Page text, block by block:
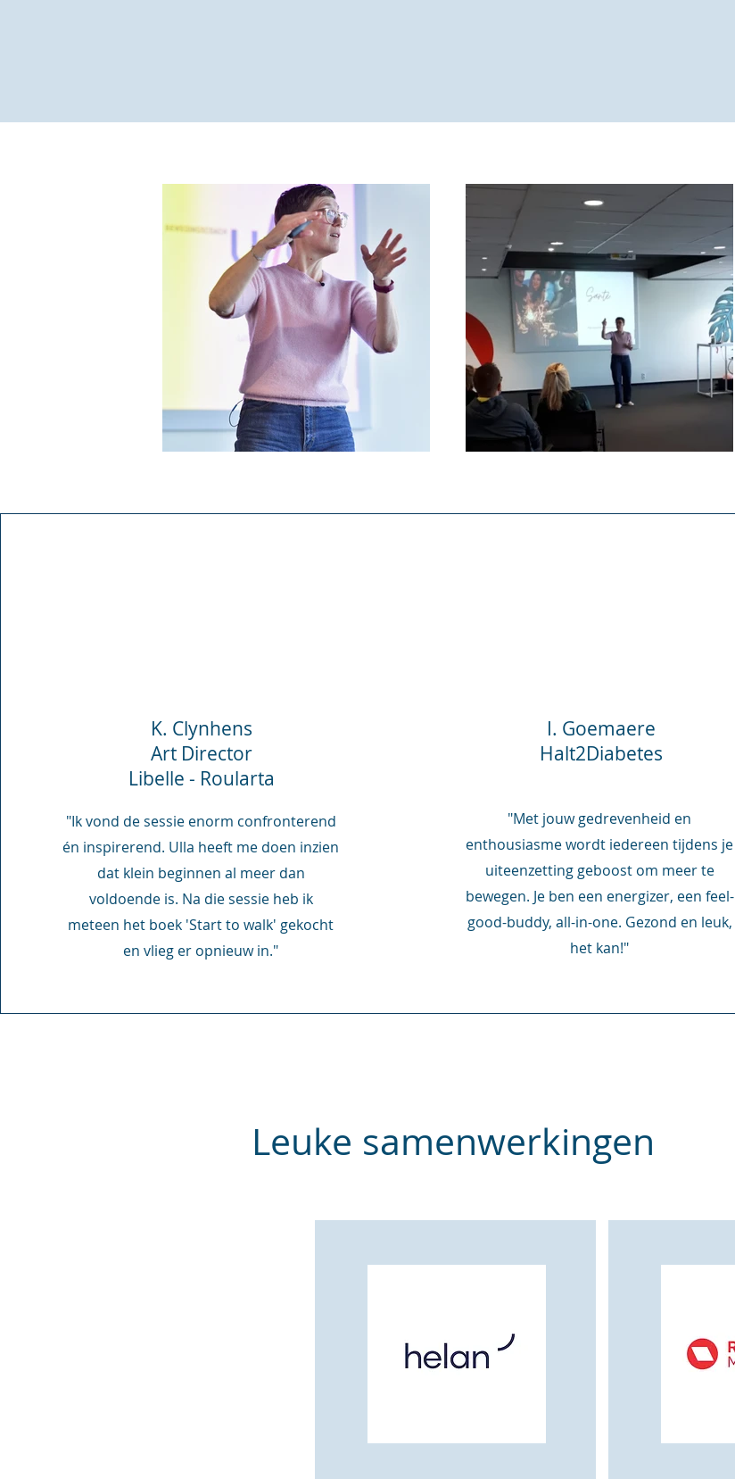
K. Clynhens
Art Director
Libelle - Roularta
"Ik vond de sessie enorm confronterend
én inspirerend. Ulla heeft me doen inzien
dat klein beginnen al meer dan
voldoende is. Na die sessie heb ik
meteen het boek 'Start to walk' gekocht
en vlieg er opnieuw in."
I. Goemaere
Halt2Diabetes
"Met jouw gedrevenheid en
enthousiasme wordt iedereen tijdens je
uiteenzetting geboost om meer te
bewegen. Je ben een energizer, een feel-
good-buddy, all-in-one. Gezond en leuk,
het kan!"
Leuke samenwerkingen